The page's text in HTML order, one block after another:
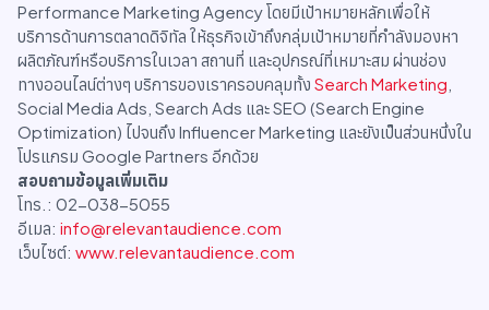
Performance Marketing Agency โดยมีเป้าหมายหลักเพื่อให้
บริการด้านการตลาดดิจิทัล ให้ธุรกิจเข้าถึงกลุ่มเป้าหมายที่กำลังมองหา
ผลิตภัณฑ์หรือบริการในเวลา สถานที่ และอุปกรณ์ที่เหมาะสม ผ่านช่อง
ทางออนไลน์ต่างๆ บริการของเราครอบคลุมทั้ง Search Marketing
Social Media Ads, Search Ads และ SEO (Search Engine
Optimization) ไปจนถึง Influencer Marketing และยังเป็นส่วนหนึ่งใน
โปรแกรม Google Partners อีกด้วย
สอบถามข้อมูลเพิ่มเติม
โทร.: 02-038-5055
อีเมล: info@relevantaudience.com
เว็บไซต์: www.relevantaudience.com